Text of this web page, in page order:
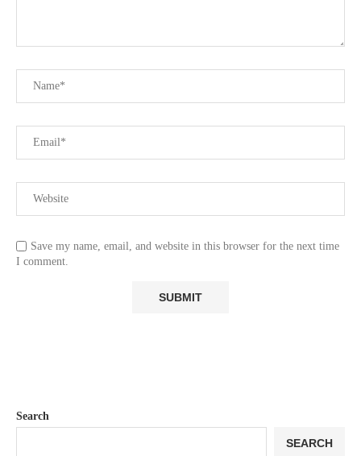
Save my name, email, and website in this browser for the next time
I comment.
Search
SEARCH